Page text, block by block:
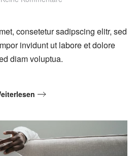
consetetur sadipscing elitr, sed
invidunt ut labore et dolore
diam voluptua.